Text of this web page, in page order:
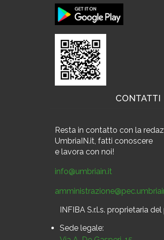
CONTATTI
Resta in contatto con la
UmbriaIN.it, fatti conoscere
e lavora con noi!
info@umbriain.it
INFIBA S.r.l.s. proprietaria
Sede legale: